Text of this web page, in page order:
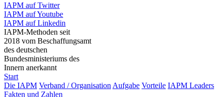
IAPM auf Twitter
IAPM auf Youtube
IAPM auf Linkedin
IAPM-Methoden seit
2018 vom Beschaffungsamt
des deutschen
Bundesministeriums des
Innern anerkannt
Start
Die IAPM Verband / Organisation Aufgabe Vorteile IAPM Leaders
Fakten und Zahlen